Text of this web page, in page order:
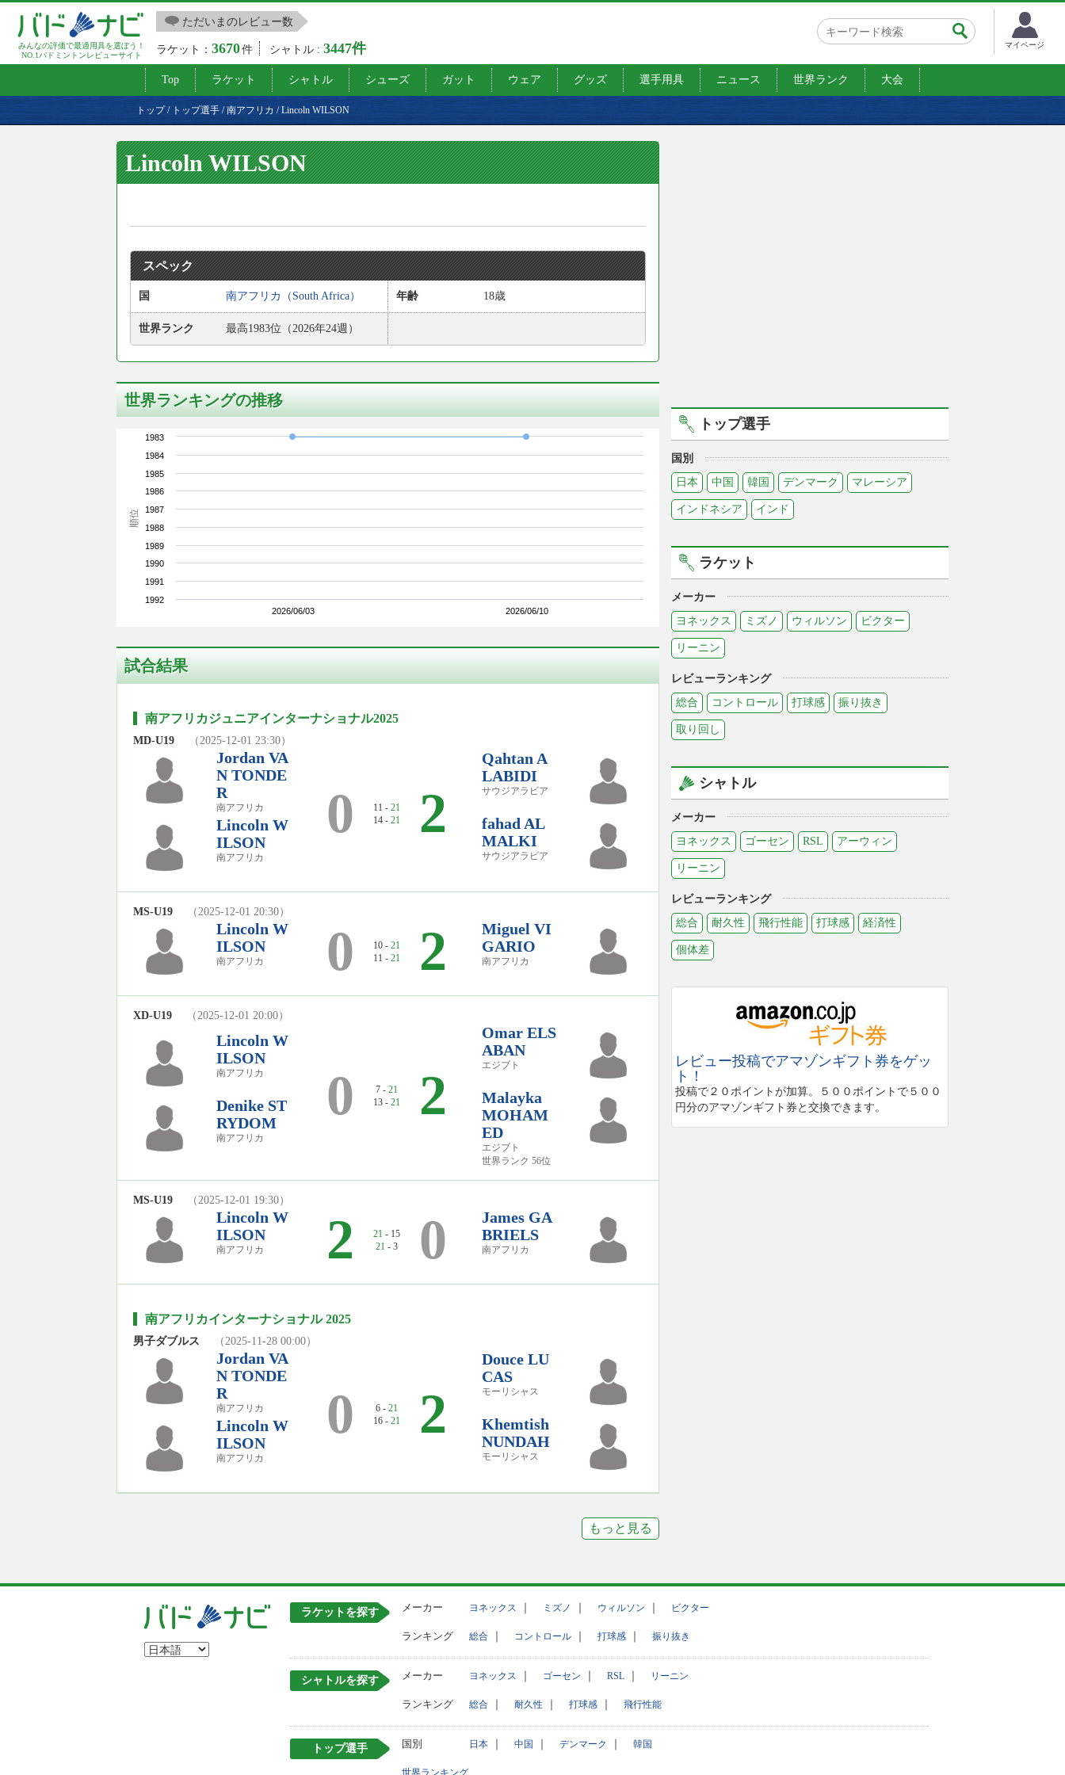
みんなの評価で最適用具を選ぼう！
NO.1バドミントンレビューサイト
ただいまのレビュー数
ラケット：3670件 シャトル :3447件 マイページ
Top ラケット シャトル シューズ ガット ウェア グッズ 選手用具 ニュース 世界ランク 大会
トップ/ トップ選手 /南アフリカ /Lincoln WILSON
Lincoln WILSON
スペック
国 南アフリカ（South Africa） 年齢 18歳
世界ランク 最高1983位（2026年24週）
世界ランキングの推移
順位
2026/06/03 2026/06/10
1983
1984
1985
1986
1987
1988
1989
1990
1991
1992
試合結果
南アフリカジュニアインターナショナル2025
MD-U19 （2025-12-01 23:30）
Jordan VA
N TONDE
R
南アフリカ
Lincoln W
ILSON
南アフリカ
0 11 - 21
14 - 21 2
Qahtan A
LABIDI
サウジアラビア
fahad AL
MALKI
サウジアラビア
MS-U19 （2025-12-01 20:30）
Lincoln W
ILSON
南アフリカ 0 10 - 21
11 - 21 2
Miguel VI
GARIO
南アフリカ
XD-U19 （2025-12-01 20:00）
Lincoln W
ILSON
南アフリカ
Denike ST
RYDOM
南アフリカ
0 7 - 21
13 - 21 2
Omar ELS
ABAN
エジプト
Malayka
MOHAM
ED
エジプト
世界ランク 56位
MS-U19 （2025-12-01 19:30）
Lincoln W
ILSON
南アフリカ 2 21 - 15
21 - 3 0
James GA
BRIELS
南アフリカ
南アフリカインターナショナル 2025
男子ダブルス （2025-11-28 00:00）
Jordan VA
N TONDE
R
南アフリカ
Lincoln W
ILSON
南アフリカ
0 6 - 21
16 - 21 2
Douce LU
CAS
モーリシャス
Khemtish
NUNDAH
モーリシャス
もっと見る
トップ選手
国別
日本
中国 韓国 デンマーク マレーシア
インドネシア インド
ラケット
メーカー
ヨネックス
ミズノ ウィルソン ビクター
リーニン
レビューランキング
総合
コントロール 打球感 振り抜き
取り回し
シャトル
メーカー
ヨネックス
ゴーセン RSL アーウィン
リーニン
レビューランキング
総合
耐久性 飛行性能 打球感 経済性
個体差
レビュー投稿でアマゾンギフト券をゲッ
ト！
投稿で２０ポイントが加算。５００ポイントで５００
円分のアマゾンギフト券と交換できます。
ラケットを探す メーカー ヨネックス ｜ ミズノ ｜ ウィルソン ｜ ビクター
ランキング 総合 ｜ コントロール ｜ 打球感 ｜ 振り抜き
シャトルを探す メーカー ヨネックス ｜ ゴーセン ｜ RSL ｜ リーニン
ランキング 総合 ｜ 耐久性 ｜ 打球感 ｜ 飛行性能
トップ選手 国別 日本 ｜ 中国 ｜ デンマーク ｜ 韓国
世界ランキング